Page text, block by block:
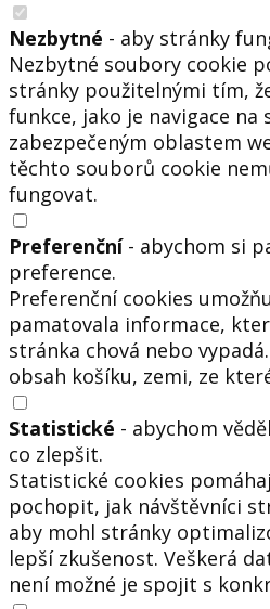
Nezbytné - aby stránky
Nezbytné soubory cookie
stránky použitelnými tím,
funkce, jako je navigace
zabezpečeným oblastem
těchto souborů cookie
fungovat.
Preferenční- abychom si
preference.
Preferenční cookies
pamatovala informace,
stránka chová nebo
obsah košíku, zemi, ze
Statistické - abychom
co zlepšit.
Statistické cookies
pochopit, jak návštěvníci
aby mohl stránky
lepší zkušenost. Veškerá
není možné je spojit s